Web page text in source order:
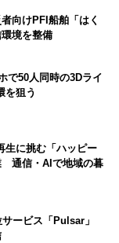
向けPFI船舶「はく
境を整備
で50人同時の3Dライ
狙う
生に挑む「ハッピー
通信・AIで地域の暮
ービス「Pulsar」